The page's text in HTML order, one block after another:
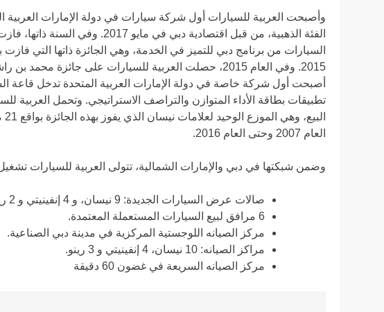
وأصبحت العربية للسيارات أول شركة سيارات في دولة الإمارات
الفئة الذهبية، من قبل اقتصادية دبي
أصبحت أول شركة خاصة في دولة الإمارات العربية المتحدة تدخل قاعة
تطبيقات بطاقة الأداء المتوازن والتراصف الاستراتيجي. وتحمل العربية
العام 2007 وحتى العام 2016.
وضمن شبكتها في دبي والإمارات الشمالية، تتولى العربية للسيارات
صالات عرض السيارات الجديدة: 9 نيسان، و 4 إنفينيتي و 2 رينو.
6 مرافق لبيع السيارات المستعملة المعتمدة.
مركز الصيانه اللوجستية المركزية في مدينة دبي الصناعية.
مراكز الصيانه: 10 نيسان، 4 إنفينيتي و 3 رينو.
مركز الصيانه السريعة في غضون 60 دقيقة